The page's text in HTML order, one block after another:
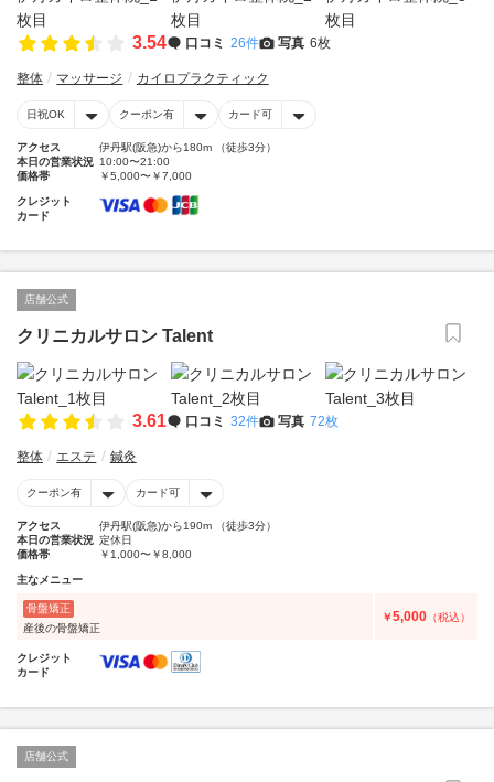
3.54 口コミ 26件 写真 6枚
整体 マッサージ カイロプラクティック
日祝OK クーポン有 カード可
アクセス
伊丹駅(阪急)から180m （徒歩3分）
本日の営業状況 10:00〜21:00
価格帯
￥5,000〜￥7,000
クレジット
カード
店舗公式
クリニカルサロン Talent
3.61 口コミ 32件 写真 72枚
整体 エステ 鍼灸
クーポン有 カード可
アクセス
伊丹駅(阪急)から190m （徒歩3分）
本日の営業状況 定休日
価格帯
￥1,000〜￥8,000
主なメニュー
骨盤矯正
産後の骨盤矯正
￥5,000 （税込）
クレジット
カード
店舗公式